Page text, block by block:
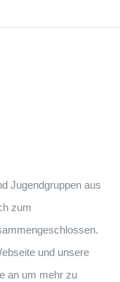
Jugendgruppen aus
zum
und unsere
an um mehr zu